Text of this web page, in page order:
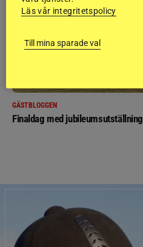
GÄSTBLOGGEN
Finaldag med jubileumsutställning
Läs vår integritetspolicy
Till mina sparade val